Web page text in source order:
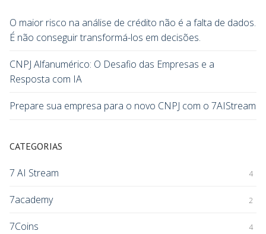
O maior risco na análise de crédito não é a falta de dados.
É não conseguir transformá-los em decisões.
CNPJ Alfanumérico: O Desafio das Empresas e a
Resposta com IA
Prepare sua empresa para o novo CNPJ com o 7AIStream
CATEGORIAS
7 AI Stream 4
7academy 2
7Coins 4